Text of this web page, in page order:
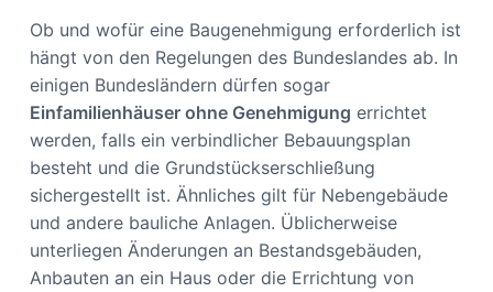
Ob und wofür eine Baugenehmigung erforderlich ist
hängt von den Regelungen des Bundeslandes ab. In
einigen Bundesländern dürfen sogar
Einfamilienhäuser ohne Genehmigung errichtet
werden, falls ein verbindlicher Bebauungsplan
besteht und die Grundstückserschließung
sichergestellt ist. Ähnliches gilt für Nebengebäude
und andere bauliche Anlagen. Üblicherweise
unterliegen Änderungen an Bestandsgebäuden,
Anbauten an ein Haus oder die Errichtung von